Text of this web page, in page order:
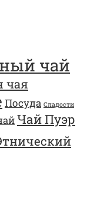
чай
чая
Посуда Сладости
Чай Пуэр